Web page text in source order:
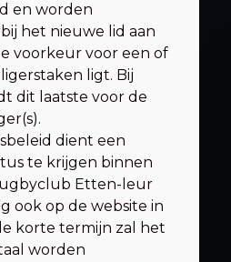
en worden
het nieuwe lid aan
voorkeur voor een of
ligt. Bij
dit laatste voor de
dient een
te krijgen binnen
Etten-leur
ook op de website in
korte termijn zal het
worden